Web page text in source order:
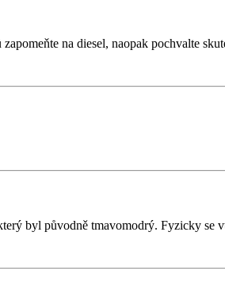
na diesel, naopak pochvalte
byl původně tmavomodrý. Fyzicky se